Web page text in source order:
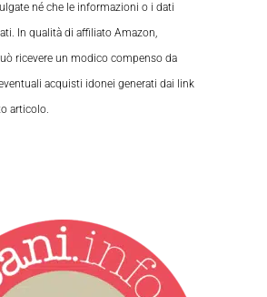
né che le informazioni o i dati
In qualità di affiliato Amazon,
ricevere un modico compenso da
acquisti idonei generati dai link
articolo.